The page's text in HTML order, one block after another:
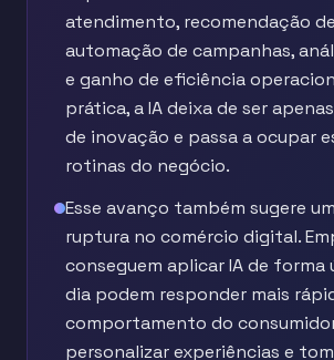
atendimento, recomendação
automação de campanhas,
e ganho de eficiência
prática, a IA deixa de ser
de inovação e passa a ocupar
rotinas do negócio.
Esse avanço também sugere
ruptura no comércio digital.
conseguem aplicar IA de forma
dia podem responder mais
comportamento do
personalizar experiências e